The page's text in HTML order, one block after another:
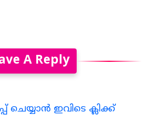
A Reply
ഇവിടെ ക്ലിക്ക്